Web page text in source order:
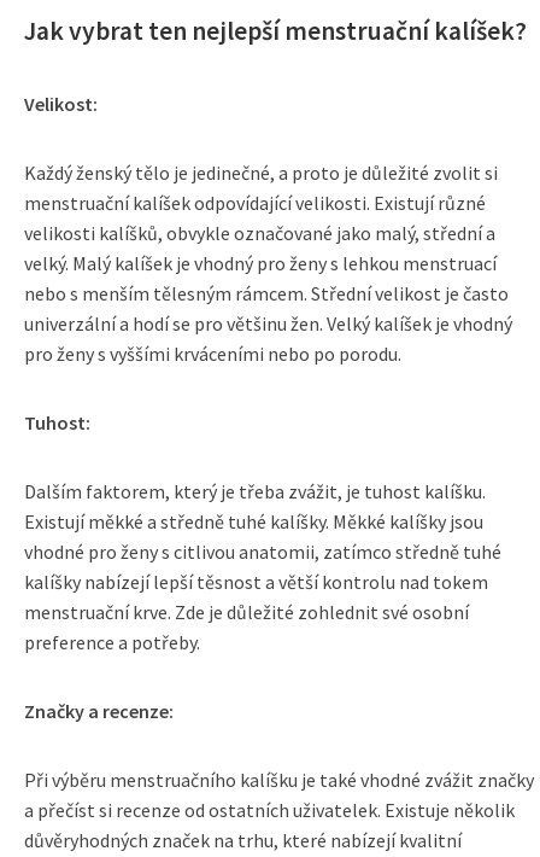
Jak vybrat ten nejlepší menstruační kalíšek?
Velikost:
Každý ženský tělo je jedinečné, a proto je důležité zvolit si
menstruační kalíšek odpovídající velikosti. Existují různé
velikosti kalíšků, obvykle označované jako malý, střední a
velký. Malý kalíšek je vhodný pro ženy s lehkou menstruací
nebo s menším tělesným rámcem. Střední velikost je často
univerzální a hodí se pro většinu žen. Velký kalíšek je vhodný
pro ženy s vyššími krváceními nebo po porodu.
Tuhost:
Dalším faktorem, který je třeba zvážit, je tuhost kalíšku.
Existují měkké a středně tuhé kalíšky. Měkké kalíšky jsou
vhodné pro ženy s citlivou anatomii, zatímco středně tuhé
kalíšky nabízejí lepší těsnost a větší kontrolu nad tokem
menstruační krve. Zde je důležité zohlednit své osobní
preference a potřeby.
Značky a recenze:
Při výběru menstruačního kalíšku je také vhodné zvážit značky
a přečíst si recenze od ostatních uživatelek. Existuje několik
důvěryhodných značek na trhu, které nabízejí kvalitní